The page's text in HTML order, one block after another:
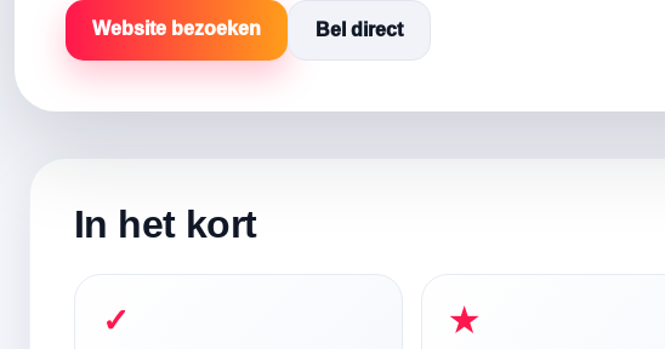
Website bezoeken Bel direct
In het kort
✓ ★